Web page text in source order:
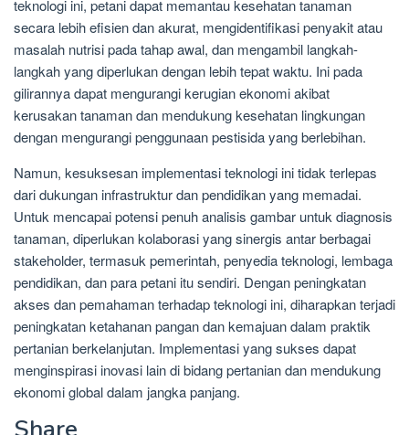
teknologi ini, petani dapat memantau kesehatan tanaman
secara lebih efisien dan akurat, mengidentifikasi penyakit atau
masalah nutrisi pada tahap awal, dan mengambil langkah-
langkah yang diperlukan dengan lebih tepat waktu. Ini pada
gilirannya dapat mengurangi kerugian ekonomi akibat
kerusakan tanaman dan mendukung kesehatan lingkungan
dengan mengurangi penggunaan pestisida yang berlebihan.
Namun, kesuksesan implementasi teknologi ini tidak terlepas
dari dukungan infrastruktur dan pendidikan yang memadai.
Untuk mencapai potensi penuh analisis gambar untuk diagnosis
tanaman, diperlukan kolaborasi yang sinergis antar berbagai
stakeholder, termasuk pemerintah, penyedia teknologi, lembaga
pendidikan, dan para petani itu sendiri. Dengan peningkatan
akses dan pemahaman terhadap teknologi ini, diharapkan terjadi
peningkatan ketahanan pangan dan kemajuan dalam praktik
pertanian berkelanjutan. Implementasi yang sukses dapat
menginspirasi inovasi lain di bidang pertanian dan mendukung
ekonomi global dalam jangka panjang.